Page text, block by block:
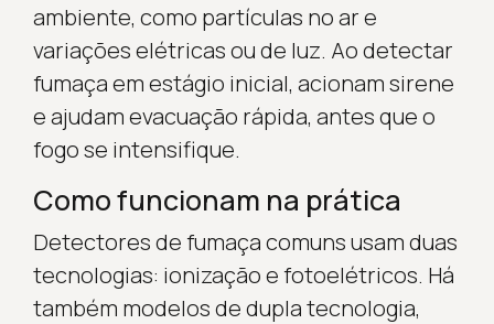
ambiente, como partículas no ar e
variações elétricas ou de luz. Ao detectar
fumaça em estágio inicial, acionam sirene
e ajudam evacuação rápida, antes que o
fogo se intensifique.
Como funcionam na prática
Detectores de fumaça comuns usam duas
tecnologias: ionização e fotoelétricos. Há
também modelos de dupla tecnologia,